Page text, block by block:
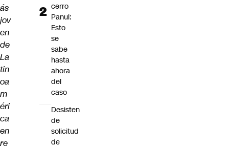
ás
jov
en
de
La
tin
oa
m
éri
ca
en
re
cerro
Panul:
Esto
se
sabe
hasta
ahora
del
caso
Desisten
de
solicitud
de